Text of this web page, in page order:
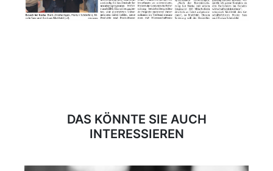
DAS KÖNNTE SIE AUCH
INTERESSIEREN